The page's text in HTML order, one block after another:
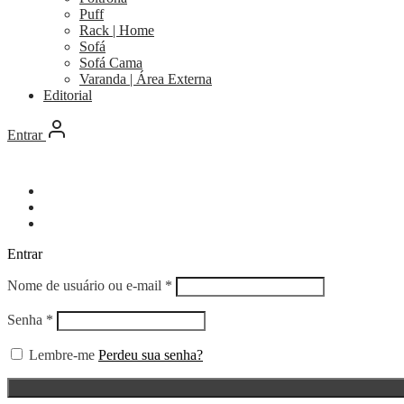
Puff
Rack | Home
Sofá
Sofá Cama
Varanda | Área Externa
Editorial
Entrar
Entrar
Nome de usuário ou e-mail * Obrigatório
Senha * Obrigatório
Lembre-me Perdeu sua senha?